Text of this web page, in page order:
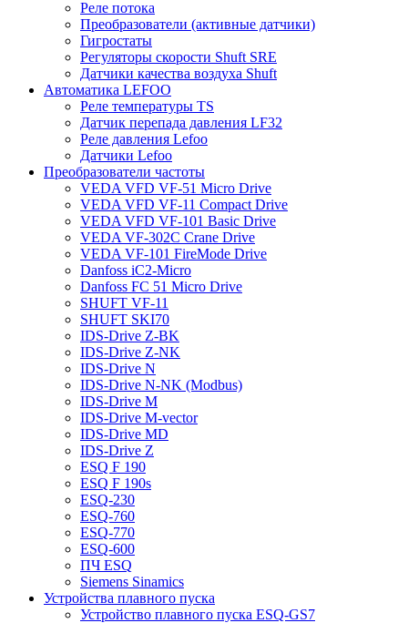
Реле потока
Преобразователи (активные датчики)
Гигростаты
Регуляторы скорости Shuft SRE
Датчики качества воздуха Shuft
Автоматика LEFOO
Реле температуры TS
Датчик перепада давления LF32
Реле давления Lefoo
Датчики Lefoo
Преобразователи частоты
VEDA VFD VF-51 Micro Drive
VEDA VFD VF-11 Compact Drive
VEDA VFD VF-101 Basic Drive
VEDA VF-302C Crane Drive
VEDA VF-101 FireMode Drive
Danfoss iC2-Micro
Danfoss FC 51 Micro Drive
SHUFT VF-11
SHUFT SKI70
IDS-Drive Z-BK
IDS-Drive Z-NK
IDS-Drive N
IDS-Drive N-NK (Modbus)
IDS-Drive M
IDS-Drive M-vector
IDS-Drive MD
IDS-Drive Z
ESQ F 190
ESQ F 190s
ESQ-230
ESQ-760
ESQ-770
ESQ-600
ПЧ ESQ
Siemens Sinamics
Устройства плавного пуска
Устройство плавного пуска ESQ-GS7